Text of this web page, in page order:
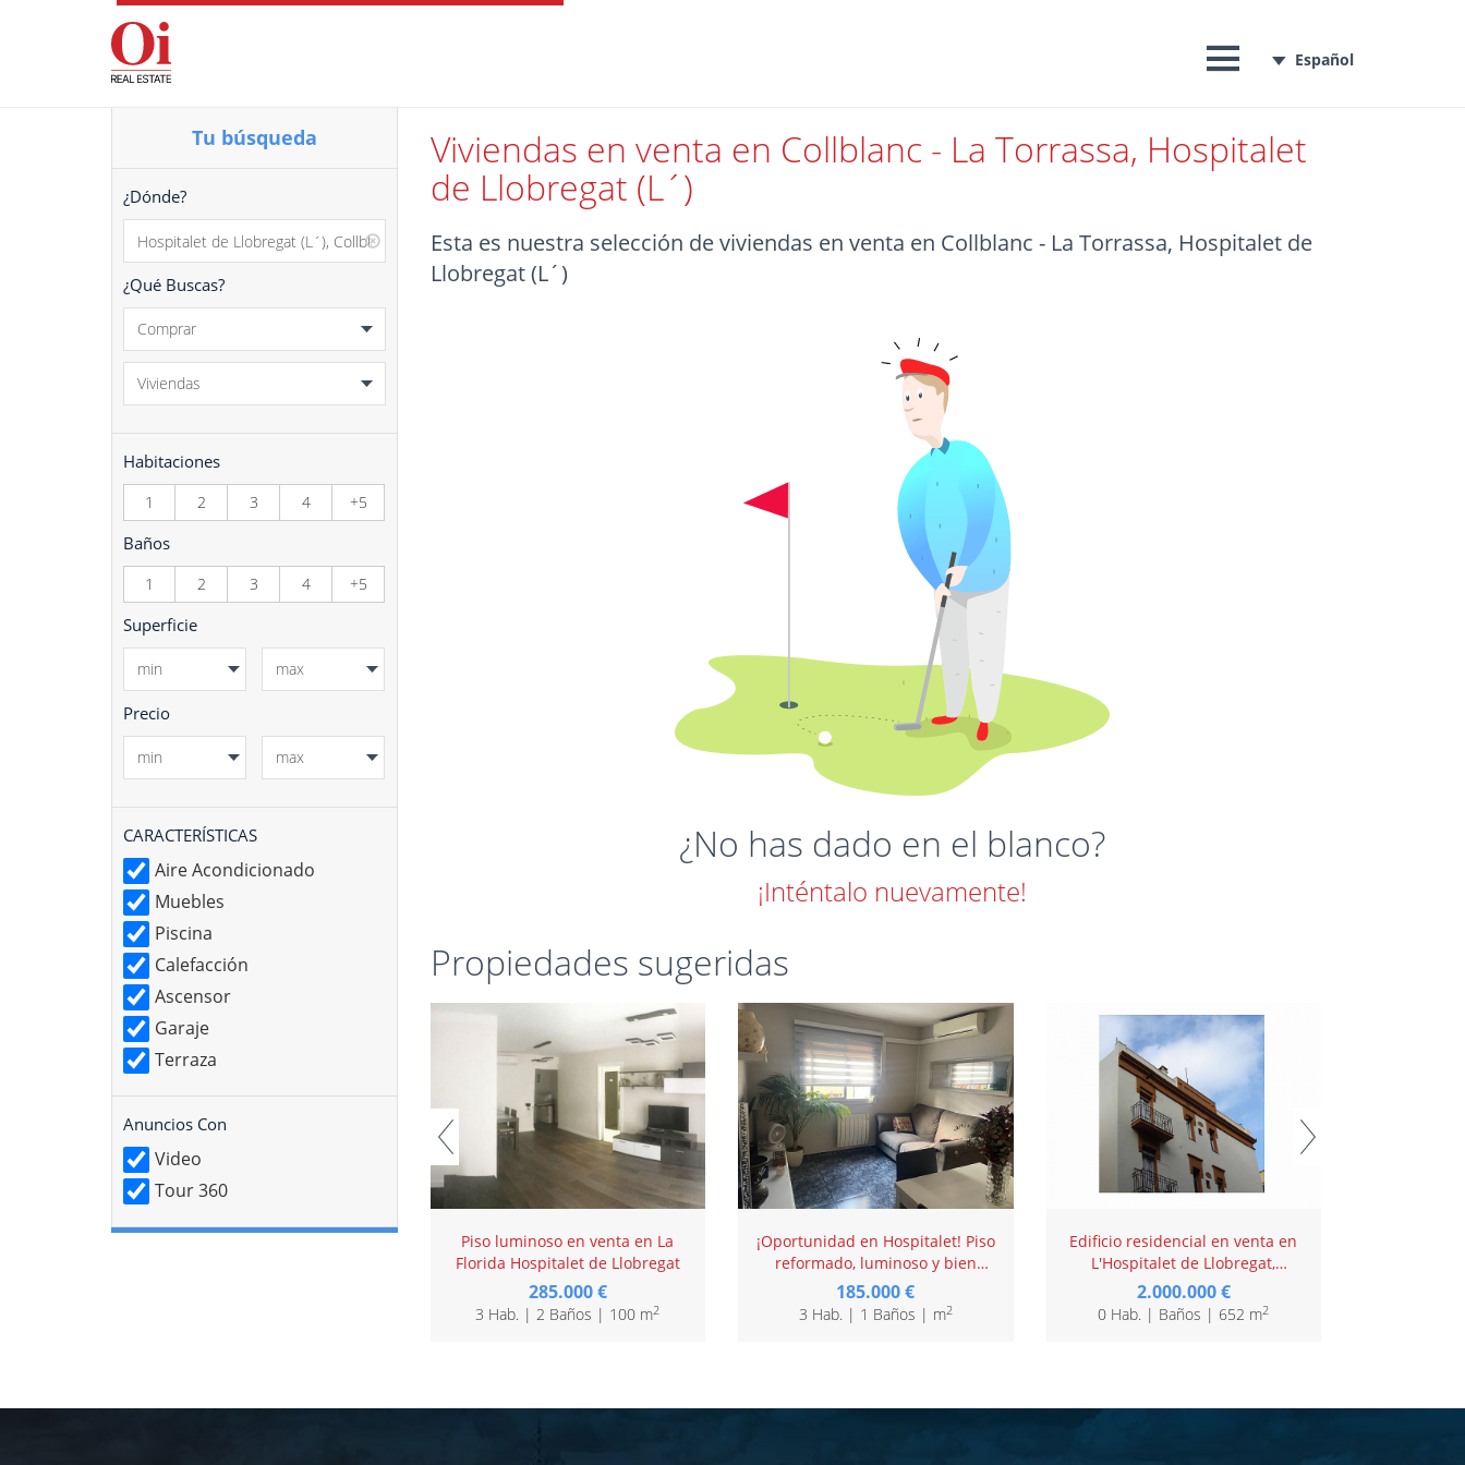
Español
Tu búsqueda
¿Dónde?
¿Qué Buscas?
Habitaciones
1 2 3 4 +5
Baños
1 2 3 4 +5
Superficie
Precio
CARACTERÍSTICAS
Aire Acondicionado
Muebles
Piscina
Calefacción
Ascensor
Garaje
Terraza
Anuncios Con
Video
Tour 360
Viviendas en venta en Collblanc - La Torrassa, Hospitalet
de Llobregat (L´)
Esta es nuestra selección de viviendas en venta en Collblanc - La Torrassa, Hospitalet de
Llobregat (L´)
¿No has dado en el blanco?
¡Inténtalo nuevamente!
Propiedades sugeridas
Piso luminoso en venta en La
Florida Hospitalet de Llobregat
285.000 €
3 Hab. | 2 Baños | 100 m2
¡Oportunidad en Hospitalet! Piso
reformado, luminoso y bien
comunicado
185.000 €
3 Hab. | 1 Baños | m2
Edificio residencial en venta en
L'Hospitalet de Llobregat,
Barcelona
2.000.000 €
0 Hab. | Baños | 652 m2